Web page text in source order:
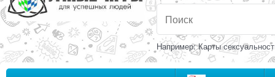
Например: Карты